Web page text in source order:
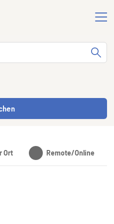
Ort Remote/Online